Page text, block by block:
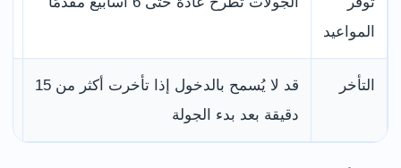
المواعيد
التأخر
قد لا يُسمح بالدخول إذا تأخرت أكثر من 15
دقيقة بعد بدء الجولة